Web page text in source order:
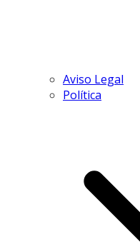
Aviso Legal
Política